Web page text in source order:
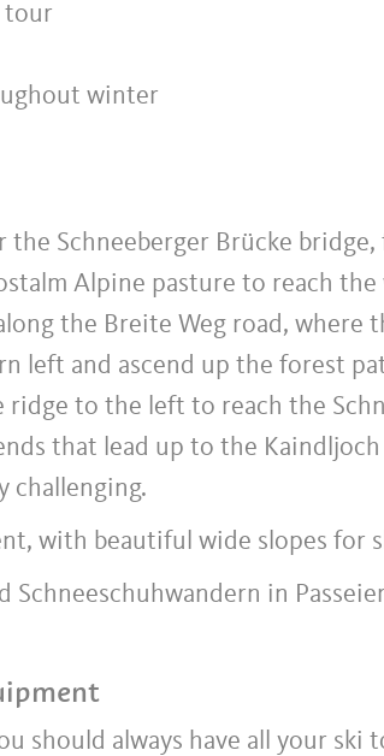
tour
winter
the Schneeberger Brücke
Alpine pasture to reach the
the Breite Weg road, where
left and ascend up the forest
ridge to the left to reach the
that lead up to the
challenging.
with beautiful wide slopes for
Schneeschuhwandern in
should always have all your